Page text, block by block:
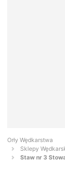
Orły Wędkarstwa
Sklepy
Staw nr 3